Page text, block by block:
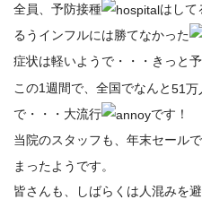
全員、予防接種
はして
るうインフルには勝てなかった
症状は軽いようで・・・きっと
この1週間で、全国でなんと51万
で・・・大流行
です！
当院のスタッフも、年末セール
まったようです。
皆さんも、しばらくは人混みを